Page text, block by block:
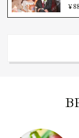
￥